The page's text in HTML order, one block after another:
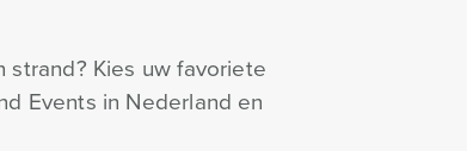
strand? Kies uw favoriete
Events in Nederland en